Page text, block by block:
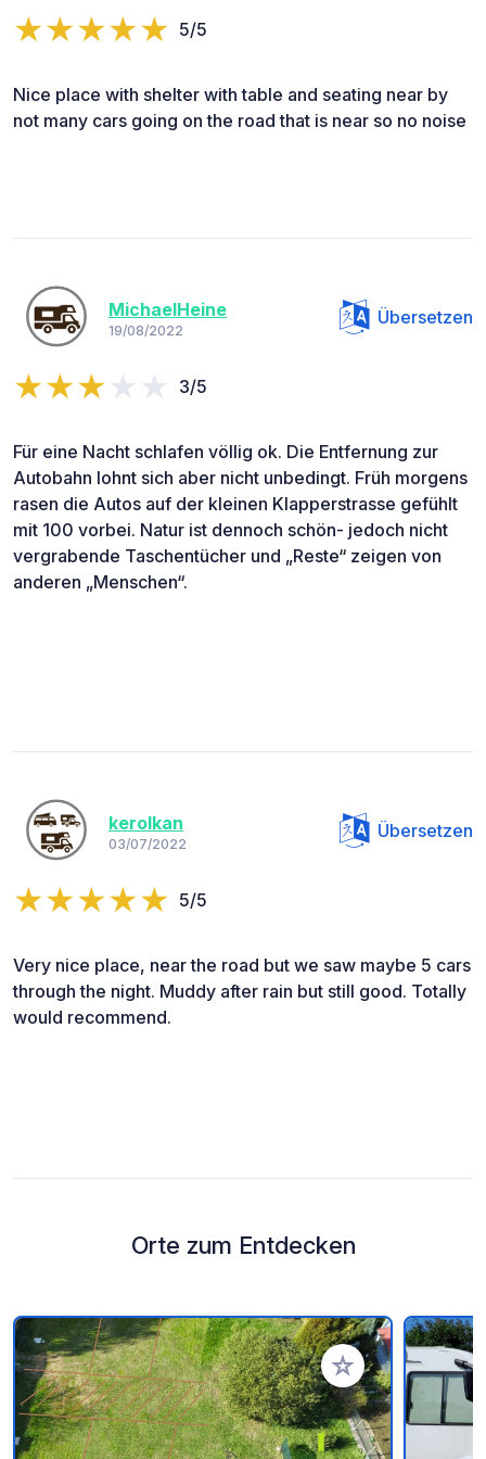
5/5
Nice place with shelter with table and seating near by
not many cars going on the road that is near so no noise
MichaelHeine
19/08/2022
Übersetzen
3/5
Für eine Nacht schlafen völlig ok. Die Entfernung zur
Autobahn lohnt sich aber nicht unbedingt. Früh morgens
rasen die Autos auf der kleinen Klapperstrasse gefühlt
mit 100 vorbei. Natur ist dennoch schön- jedoch nicht
vergrabende Taschentücher und „Reste“ zeigen von
anderen „Menschen“.
kerolkan
03/07/2022
Übersetzen
5/5
Very nice place, near the road but we saw maybe 5 cars
through the night. Muddy after rain but still good. Totally
would recommend.
Orte zum Entdecken
Zu Ihren Favoriten